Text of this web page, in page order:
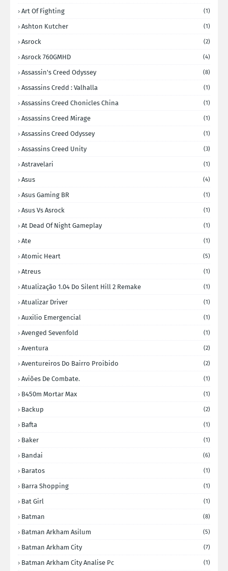
Art Of Fighting (1)
Ashton Kutcher (1)
Asrock (2)
Asrock 760GMHD (4)
Assassin's Creed Odyssey (8)
Assassins Credd : Valhalla (1)
Assassins Creed Chonicles China (1)
Assassins Creed Mirage (1)
Assassins Creed Odyssey (1)
Assassins Creed Unity (3)
Astravelari (1)
Asus (4)
Asus Gaming BR (1)
Asus Vs Asrock (1)
At Dead Of Night Gameplay (1)
Ate (1)
Atomic Heart (5)
Atreus (1)
Atualização 1.04 Do Silent Hill 2 Remake (1)
Atualizar Driver (1)
Auxilio Emergencial (1)
Avenged Sevenfold (1)
Aventura (2)
Aventureiros Do Bairro Proibido (2)
Aviões De Combate. (1)
B450m Mortar Max (1)
Backup (2)
Bafta (1)
Baker (1)
Bandai (6)
Baratos (1)
Barra Shopping (1)
Bat Girl (1)
Batman (8)
Batman Arkham Asilum (5)
Batman Arkham City (7)
Batman Arkham City Analise Pc (1)